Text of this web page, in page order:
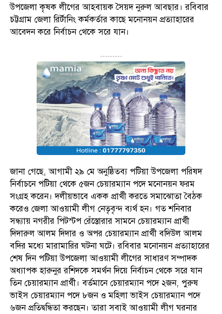
উপজেলা কৃষক লীগের আহবায়ক সৈয়দ নুরুল আবছার। রবিবার
চট্টগ্রাম জেলা রির্টানিং কর্মকর্তার কাছে মনোনয়ন প্রত্যাহারের
আবেদন করে নির্বাচন থেকে সরে যান।
---------
জানা গেছে, আগামী ২৯ মে অনুষ্ঠিতব্য পটিয়া উপজেলা পরিষদ
নির্বাচনে পটিয়া থেকে ৫জন চেয়ারম্যান পদে মনোনয়ন ফরম
সংগ্রহ করেন। দলীয়ভাবে একক প্রার্থী করতে সমাঝোতা বৈঠক
করেও জেলা আওয়ামী লীগ নেতৃবৃন্দ ব্যর্থ হন। গত শনিবার
সন্ধ্যায় নগরীর পিটস্টপ রেঁস্তোরার সামনে চেয়ারম্যান প্রার্থী
দিদারুল আলম দিদার ও অপর চেয়ারম্যান প্রার্থী বদিউল আলম
বদির মধ্যে মারামারির ঘটনা ঘটে। রবিবার মনোনয়ন প্রত্যাহারের
শেষ দিন পটিয়া উপজেলা আওয়ামী লীগের সাধারণ সম্পাদক
অধ্যাপক হারুনুর রশিদকে সমর্থন দিয়ে নির্বাচন থেকে সরে যান
তিন চেয়ারম্যান প্রার্থী। বর্তমানে চেয়ারম্যান পদে ২জন, পুরুষ
ভাইস চেয়ারম্যান পদে ৮জন ও মহিলা ভাইস চেয়ারম্যান পদে
৬জন প্রতিদ্বন্ধিতা করছেন। তারা সবাই আওয়ামী লীগ ঘরনার